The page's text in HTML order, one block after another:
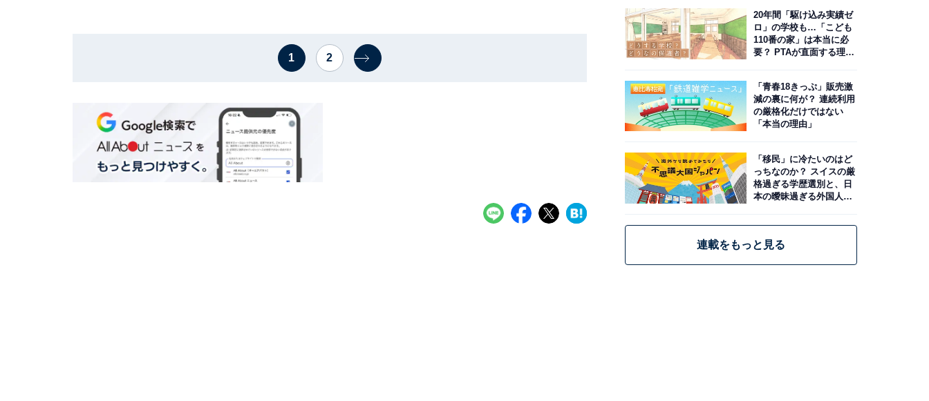
1 2
20年間「駆け込み実績ゼ
ロ」の学校も…「こども
110番の家」は本当に必
要？ PTAが直面する理想
「青春18きっぷ」販売激
減の裏に何が？ 連続利用
の厳格化だけではない
「本当の理由」
「移民」に冷たいのはど
っちなのか？ スイスの厳
格過ぎる学歴選別と、日
本の曖昧過ぎる外国人政
連載をもっと見る